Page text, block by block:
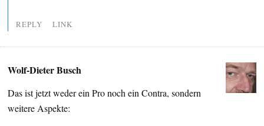
REPLY LINK
Wolf-Dieter Busch
Das ist jetzt weder ein Pro noch ein Contra, sondern
weitere Aspekte: